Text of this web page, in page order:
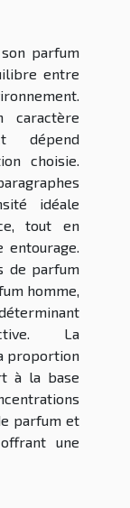
parfum
entre
caractère
dépend
choisie.
idéale
tout en
de parfum
homme,
La
proportion
à la base
parfum et
une